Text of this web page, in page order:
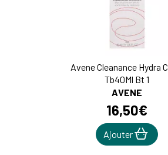
Avene Cleanance Hydra
Tb40Ml Bt 1
AVENE
16,50€
Ajouter